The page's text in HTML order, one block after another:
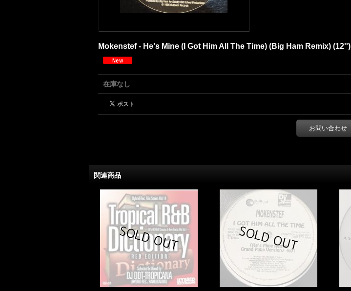
Mokenstef - He's Mine (I Got Him All The Time) (Big Ham Remix) (12'')
在庫なし
お問い合わせ
関連商品